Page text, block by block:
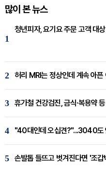
많이 본 뉴스
1
청년피자, 요기요 주문 고객 대
2 허리 MRI는 정상인데 계속 아
3 휴가철 건강검진, 금식·복용약
4 "40대인데 오십견?"...3040도
5 손발톱 들뜨고 벗겨진다면 '조